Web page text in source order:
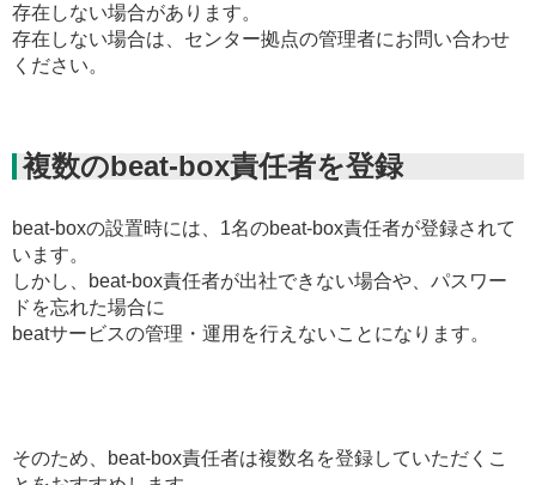
存在しない場合があります。
存在しない場合は、センター拠点の管理者にお問い合わせ
ください。
複数のbeat-box責任者を登録
beat-boxの設置時には、1名のbeat-box責任者が登録されて
います。
しかし、beat-box責任者が出社できない場合や、パスワー
ドを忘れた場合に
beatサービスの管理・運用を行えないことになります。
そのため、beat-box責任者は複数名を登録していただくこ